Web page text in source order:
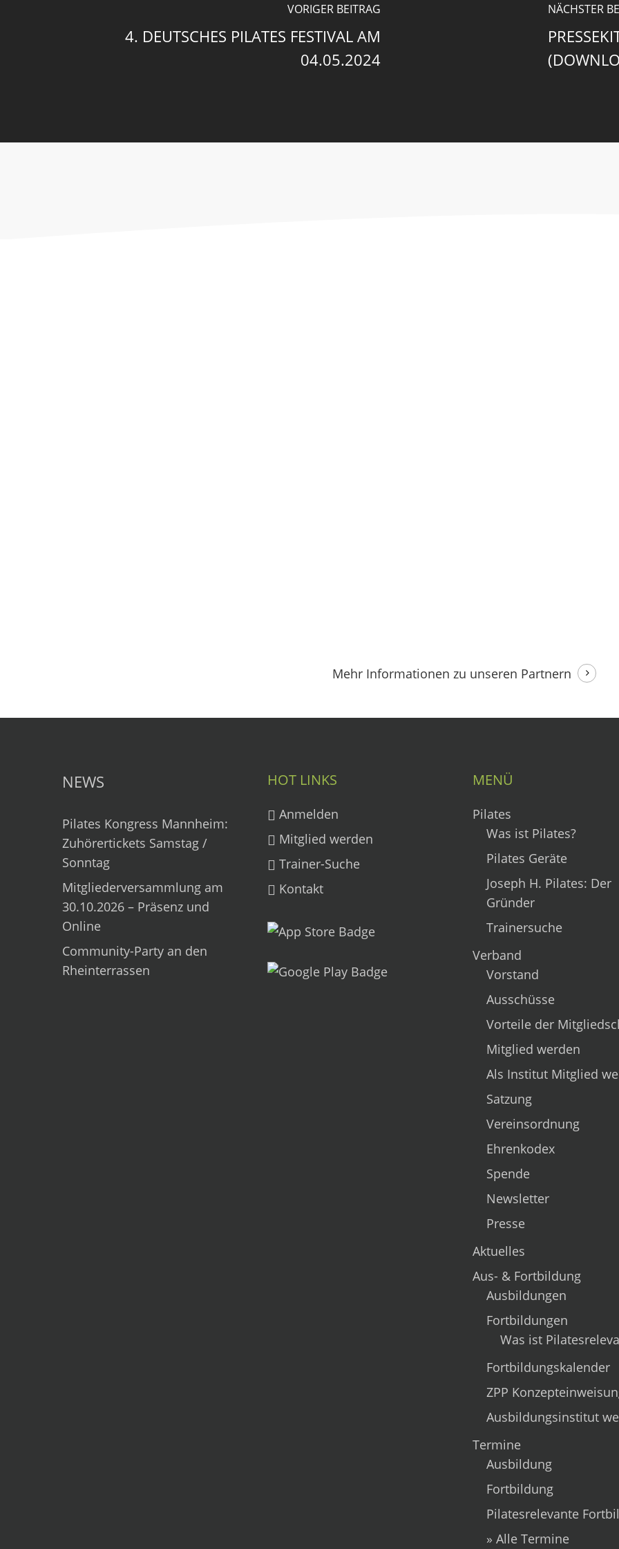
VORIGER BEITRAG
4. DEUTSCHES PILATES FESTIVAL AM
04.05.2024
NÄCHSTER
Mehr Informationen zu unseren Partnern
NEWS
Pilates Kongress Mannheim:
Zuhörertickets Samstag /
Sonntag
Mitgliederversammlung am
30.10.2026 – Präsenz und
Online
Community-Party an den
Rheinterrassen
HOT LINKS
Anmelden
Mitglied werden
Trainer-Suche
Kontakt
MENÜ
Pilates
Was ist Pilates?
Pilates Geräte
Joseph H. Pilates: Der
Gründer
Trainersuche
Verband
Vorstand
Ausschüsse
Vorteile der
Mitglied werden
Als Institut Mitglied
Satzung
Vereinsordnung
Ehrenkodex
Spende
Newsletter
Presse
Aktuelles
Aus- & Fortbildung
Ausbildungen
Fortbildungen
Was ist
Fortbildungskalender
ZPP
Ausbildungsinstitut
Termine
Ausbildung
Fortbildung
Pilatesrelevante
» Alle Termine